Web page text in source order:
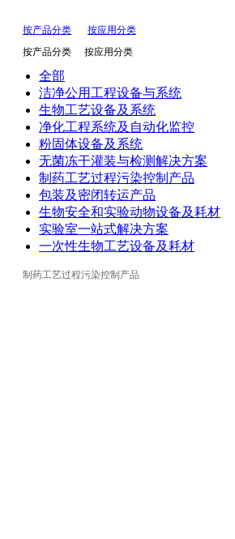
按产品分类
按应用分类
按产品分类
按应用分类
全部
洁净公用工程设备与系统
生物工艺设备及系统
净化工程系统及自动化监控
粉固体设备及系统
无菌冻干灌装与检测解决方案
制药工艺过程污染控制产品
包装及密闭转运产品
生物安全和实验动物设备及耗材
实验室一站式解决方案
一次性生物工艺设备及耗材
制药工艺过程污染控制产品